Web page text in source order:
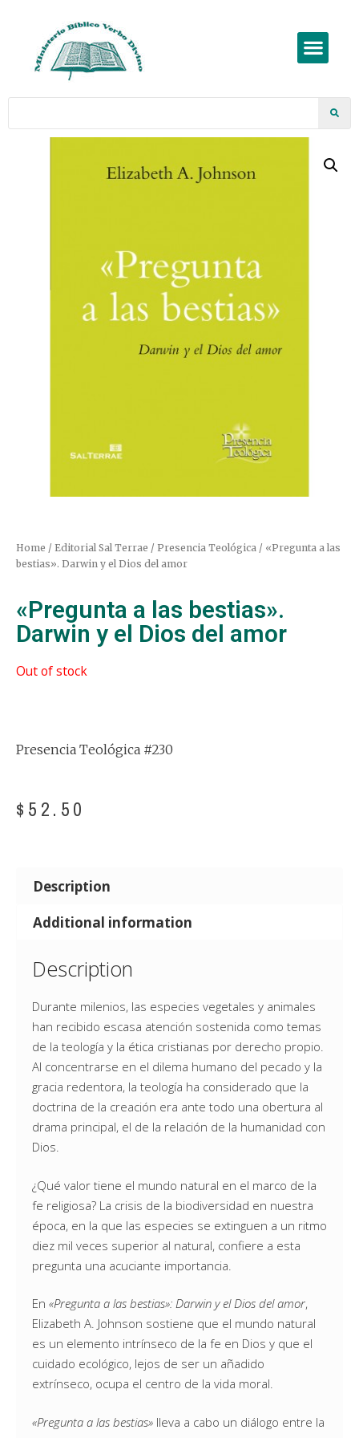
Home / Editorial Sal Terrae / Presencia Teológica / «Pregunta a las
bestias». Darwin y el Dios del amor
«Pregunta a las bestias».
Darwin y el Dios del amor
Out of stock
Presencia Teológica #230
$ 52.50
Description
Additional information
Description
Durante milenios, las especies vegetales y animales
han recibido escasa atención sostenida como temas
de la teología y la ética cristianas por derecho propio.
Al concentrarse en el dilema humano del pecado y la
gracia redentora, la teología ha considerado que la
doctrina de la creación era ante todo una obertura al
drama principal, el de la relación de la humanidad con
Dios.
¿Qué valor tiene el mundo natural en el marco de la
fe religiosa? La crisis de la biodiversidad en nuestra
época, en la que las especies se extinguen a un ritmo
diez mil veces superior al natural, confiere a esta
pregunta una acuciante importancia.
En «Pregunta a las bestias»: Darwin y el Dios del amor,
Elizabeth A. Johnson sostiene que el mundo natural
es un elemento intrínseco de la fe en Dios y que el
cuidado ecológico, lejos de ser un añadido
extrínseco, ocupa el centro de la vida moral.
«Pregunta a las bestias» lleva a cabo un diálogo entre la